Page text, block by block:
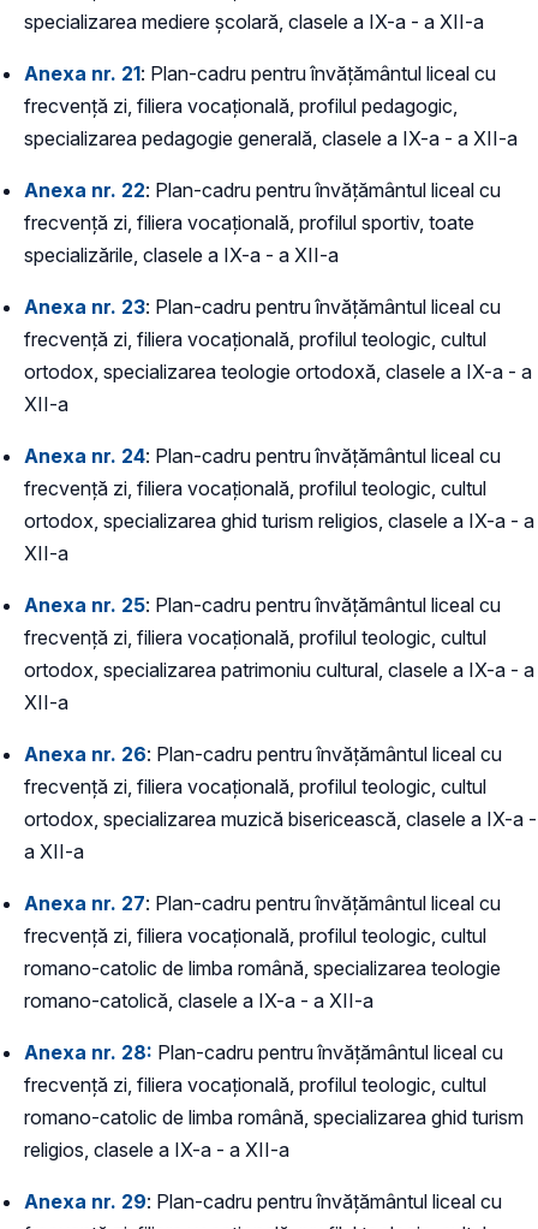
specializarea mediere școlară, clasele a IX-a - a XII-a
Anexa nr. 21: Plan-cadru pentru învățământul liceal cu
frecvență zi, filiera vocațională, profilul pedagogic,
specializarea pedagogie generală, clasele a IX-a - a XII-a
Anexa nr. 22: Plan-cadru pentru învățământul liceal cu
frecvență zi, filiera vocațională, profilul sportiv, toate
specializările, clasele a IX-a - a XII-a
Anexa nr. 23: Plan-cadru pentru învățământul liceal cu
frecvență zi, filiera vocațională, profilul teologic, cultul
ortodox, specializarea teologie ortodoxă, clasele a IX-a - a
XII-a
Anexa nr. 24: Plan-cadru pentru învățământul liceal cu
frecvență zi, filiera vocațională, profilul teologic, cultul
ortodox, specializarea ghid turism religios, clasele a IX-a - a
XII-a
Anexa nr. 25: Plan-cadru pentru învățământul liceal cu
frecvență zi, filiera vocațională, profilul teologic, cultul
ortodox, specializarea patrimoniu cultural, clasele a IX-a - a
XII-a
Anexa nr. 26: Plan-cadru pentru învățământul liceal cu
frecvență zi, filiera vocațională, profilul teologic, cultul
ortodox, specializarea muzică bisericească, clasele a IX-a -
a XII-a
Anexa nr. 27: Plan-cadru pentru învățământul liceal cu
frecvență zi, filiera vocațională, profilul teologic, cultul
romano-catolic de limba română, specializarea teologie
romano-catolică, clasele a IX-a - a XII-a
Anexa nr. 28: Plan-cadru pentru învățământul liceal cu
frecvență zi, filiera vocațională, profilul teologic, cultul
romano-catolic de limba română, specializarea ghid turism
religios, clasele a IX-a - a XII-a
Anexa nr. 29: Plan-cadru pentru învățământul liceal cu